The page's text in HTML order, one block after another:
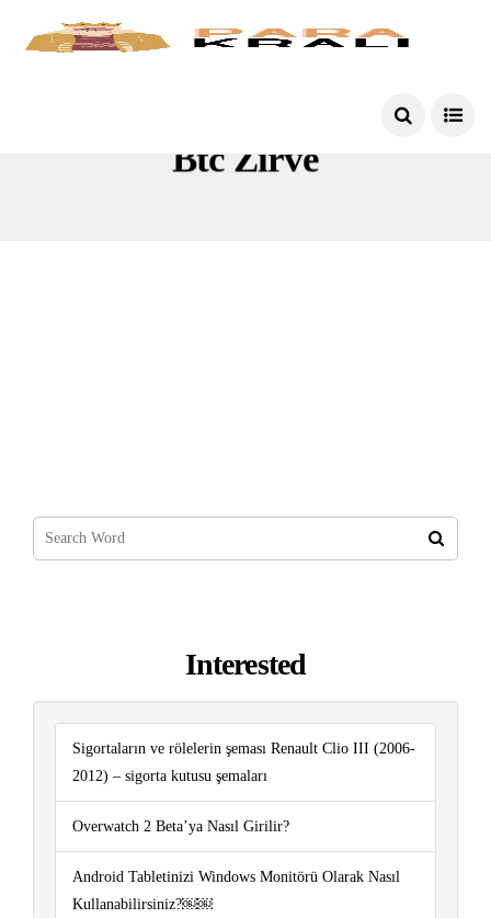
Btc Zirve
Interested
Sigortaların ve rölelerin şeması Renault Clio III (2006-
2012) – sigorta kutusu şemaları
Overwatch 2 Beta’ya Nasıl Girilir?
Android Tabletinizi Windows Monitörü Olarak Nasıl
Kullanabilirsiniz?￼￼